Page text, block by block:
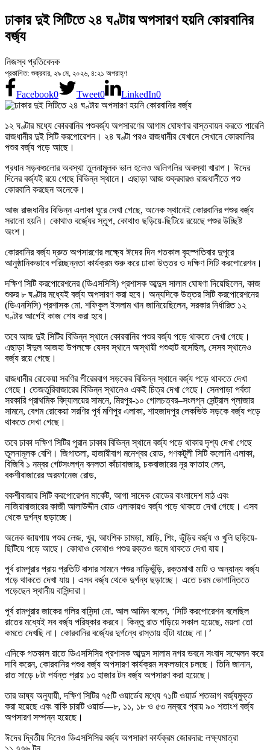
ঢাকার দুই সিটিতে ২৪ ঘণ্টায় অপসারণ হয়নি কোরবানির
বর্জ্য
নিজস্ব প্রতিবেদক
প্রকাশিত: শুক্রবার, ২৯ মে, ২০২৬, ৪:২১ অপরাহ্ণ
Facebook0 Tweet0 LinkedIn0
১২ ঘণ্টার মধ্যে কোরবানির পশুবর্জ্য অপসারণের আগাম ঘোষণার বাস্তবায়ন করতে পারেনি
রাজধানীর দুই সিটি করপোরেশন। ২৪ ঘণ্টা পরও রাজধানীর যেখানে সেখানে কোরবানির
পশুর বর্জ্য পড়ে আছে।
প্রধান সড়কগুলোর অবস্থা তুলনামূলক ভাল হলেও অলিগলির অবস্থা খারাপ। ঈদের
দিনের বর্জ্যই রয়ে গেছে বিভিন্ন স্থানে। এছাড়া আজ শুক্রবারও রাজধানীতে পশু
কোরবানি করছেন অনেকে।
আজ রাজধানীর বিভিন্ন এলাকা ঘুরে দেখা গেছে, অনেক স্থানেই কোরবানির পশুর বর্জ্য
সরানো হয়নি। কোথাও বর্জ্যের স্তূপ, কোথাও ছড়িয়ে-ছিটিয়ে রয়েছে পশুর উচ্ছিষ্ট
অংশ।
কোরবানির বর্জ্য দ্রুত অপসারণের লক্ষ্যে ঈদের দিন গতকাল বৃহস্পতিবার দুপুরে
আনুষ্ঠানিকভাবে পরিচ্ছন্নতা কার্যক্রম শুরু করে ঢাকা উত্তর ও দক্ষিণ সিটি করপোরেশন।
দক্ষিণ সিটি করপোরেশনের (ডিএসসিসি) প্রশাসক আব্দুস সালাম ঘোষণা দিয়েছিলেন, কাজ
শুরুর ৮ ঘণ্টার মধ্যেই বর্জ্য অপসারণ করা হবে। অন্যদিকে উত্তর সিটি করপোরেশনের
(ডিএনসিসি) প্রশাসক মো. শফিকুল ইসলাম খান জানিয়েছিলেন, সরকার নির্ধারিত ১২
ঘণ্টার আগেই কাজ শেষ করা হবে।
তবে আজ দুই সিটির বিভিন্ন স্থানে কোরবানির পশুর বর্জ্য পড়ে থাকতে দেখা গেছে।
এছাড়া ঈদুল আজহা উপলক্ষে যেসব স্থানে অস্থায়ী পশুহাট বসেছিল, সেসব স্থানেও
বর্জ্য রয়ে গেছে।
রাজধানীর রোকেয়া সরণির পীরেরবাগ সড়কের বিভিন্ন স্থানে বর্জ্য পড়ে থাকতে দেখা
গেছে। তেজতুরিবাজারের বিভিন্ন স্থানেও একই চিত্র দেখা গেছে। সেনপাড়া পর্বতা
সরকারি প্রাথমিক বিদ্যালয়ের সামনে, মিরপুর-১০ গোলচত্বর–সংলগ্ন সেন্ট্রাল প্লাজার
সামনে, বেগম রোকেয়া সরণির পূর্ব মণিপুর এলাকা, শাহজাদপুর লেকভিউ সড়কে বর্জ্য পড়ে
থাকতে দেখা গেছে।
তবে ঢাকা দক্ষিণ সিটির পুরান ঢাকার বিভিন্ন স্থানে বর্জ্য পড়ে থাকার দৃশ্য দেখা গেছে
তুলনামূলক বেশি। জিগাতলা, হাজারীবাগ মনেশ্বর রোড, গণকটুলী সিটি কলোনি এলাকা,
বিজিবি ১ নম্বর গেটসংলগ্ন বনলতা কাঁচাবাজার, চকবাজারের নূর ফাতাহ লেন,
বকশীবাজারের অরফানেজ রোড,
বকশীবাজার সিটি করপোরেশন মার্কেট, আগা সাদেক রোডের বাংলাদেশ মাঠ এবং
নাজিরাবাজারের কাজী আলাউদ্দীন রোড এলাকায়ও বর্জ্য পড়ে থাকতে দেখা গেছে। এসব
থেকে দুর্গন্ধ ছড়াচ্ছে।
অনেক জায়গায় পশুর লেজ, খুর, আংশিক চামড়া, মাড়ি, শিং, ভুঁড়ির বর্জ্য ও খুলি ছড়িয়ে-
ছিটিয়ে পড়ে আছে। কোথাও কোথাও পশুর রক্তও জমে থাকতে দেখা যায়।
পূর্ব রামপুরার প্রায় প্রতিটি বাসার সামনে পশুর নাড়িভুঁড়ি, রক্তমাখা মাটি ও অন্যান্য বর্জ্য
পড়ে থাকতে দেখা যায়। এসব বর্জ্য থেকে দুর্গন্ধ ছড়াচ্ছে। এতে চরম ভোগান্তিতে
পড়েছেন স্থানীয় বাসিন্দারা।
পূর্ব রামপুরার জাকের গলির বাসিন্দা মো. আল আমিন বলেন, ‘সিটি করপোরেশন বলেছিল
রাতের মধ্যেই সব বর্জ্য পরিষ্কার করবে। কিন্তু রাত গড়িয়ে সকাল হয়েছে, ময়লা তো
কমতে দেখছি না। কোরবানির বর্জ্যের দুর্গন্ধে রাস্তায় হাঁটা যাচ্ছে না।’
এদিকে গতকাল রাতে ডিএসসিসির প্রশাসক আব্দুস সালাম নগর ভবনে সংবাদ সম্মেলন করে
দাবি করেন, কোরবানির পশুর বর্জ্য অপসারণ কার্যক্রম সফলভাবে চলছে। তিনি জানান,
রাত সাড়ে ৮টা পর্যন্ত প্রায় ১৩ হাজার টন বর্জ্য অপসারণ করা হয়েছে।
তার ভাষ্য অনুযায়ী, দক্ষিণ সিটির ৭৫টি ওয়ার্ডের মধ্যে ৭১টি ওয়ার্ড শতভাগ বর্জ্যমুক্ত
করা হয়েছে এবং বাকি চারটি ওয়ার্ড—৮, ১১, ১৮ ও ৫৩ নম্বরে প্রায় ৯০ শতাংশ বর্জ্য
অপসারণ সম্পন্ন হয়েছে।
ঈদের দ্বিতীয় দিনেও ডিএসসিসির বর্জ্য অপসারণ কার্যক্রম জোরদার: লক্ষ্যমাত্রা